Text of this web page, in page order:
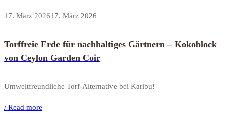
17. März 202617. März 2026
Torffreie Erde für nachhaltiges Gärtnern – Kokoblock
von Ceylon Garden Coir
Umweltfreundliche Torf-Alternative bei Karibu!
/ Read more